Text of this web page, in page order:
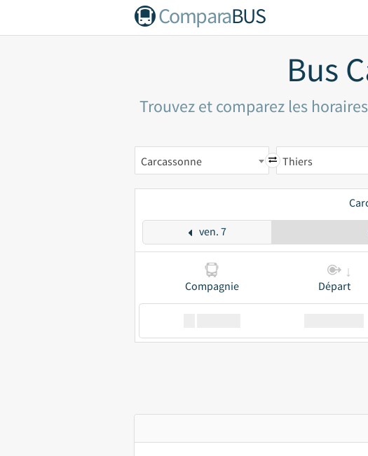
ComparaBUS
Bus
Trouvez et comparez les
Carcassonne Thiers
ven. 7
Compagnie Départ